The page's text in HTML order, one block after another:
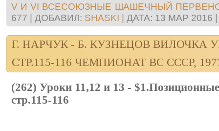
V И VI ВСЕСОЮЗНЫЕ ШАШЕЧНЫЙ
677 | ДОБАВИЛ: SHASKI | ДАТА: 13 МАР 2016
Г. НАРЧУК - Б. КУЗНЕЦОВ ВИЛОЧКА
СТР.115-116 ЧЕМПИОНАТ ВС СССР,
(262) Уроки 11,12 и 13 -
стр.115-116